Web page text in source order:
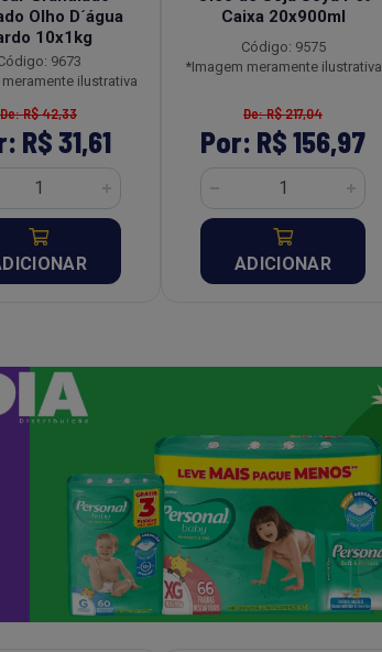
Olho D´água
10x1kg
9673
ilustrativa
De: R$ 42,33
R$ 31,61
Caixa 20x900ml
Código: 9575
*Imagem meramente ilustrativa
De: R$ 217,04
Por: R$ 156,97
ADICIONAR